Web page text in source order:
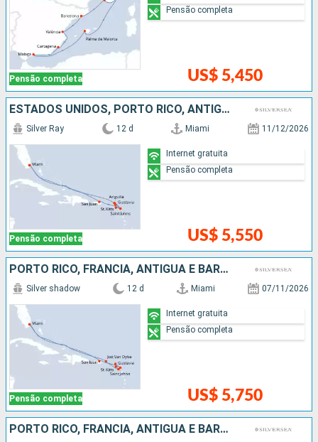
Pensão completa US$ 5,450
Pensão completa
ESTADOS UNIDOS, PORTO RICO, ANTIGUA E BARBUDA, FRANCIA
Pensão completa
Silver Ray 12 d Miami 11/12/2026
US$ 5,550
Internet gratuita
Pensão completa
PORTO RICO, FRANCIA, ANTIGUA E BARBUDA, ESTADOS UNIDOS
Pensão completa
Silver shadow 12 d Miami 07/11/2026
US$ 5,750
Internet gratuita
Pensão completa
PORTO RICO, FRANCIA, ANTIGUA E BARBUDA, GRENADA, ARUBA